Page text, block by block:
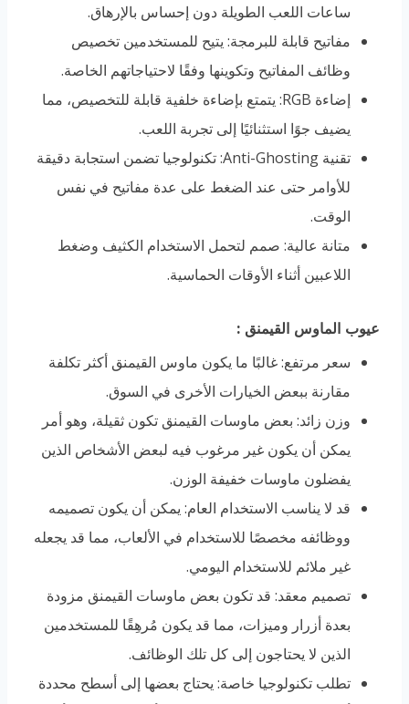
ساعات اللعب الطويلة دون إحساس بالإرهاق.
مفاتيح قابلة للبرمجة: يتيح للمستخدمين تخصيص
وظائف المفاتيح وتكوينها وفقًا لاحتياجاتهم الخاصة.
إضاءة RGB: يتمتع بإضاءة خلفية قابلة للتخصيص، مما
يضيف جوًا استثنائيًا إلى تجربة اللعب.
تقنية Anti-Ghosting: تكنولوجيا تضمن استجابة دقيقة
للأوامر حتى عند الضغط على عدة مفاتيح في نفس
الوقت.
متانة عالية: صمم لتحمل الاستخدام الكثيف وضغط
اللاعبين أثناء الأوقات الحماسية.
عيوب الماوس القيمنق :
سعر مرتفع: غالبًا ما يكون ماوس القيمنق أكثر تكلفة
مقارنة ببعض الخيارات الأخرى في السوق.
وزن زائد: بعض ماوسات القيمنق تكون ثقيلة، وهو أمر
يمكن أن يكون غير مرغوب فيه لبعض الأشخاص الذين
يفضلون ماوسات خفيفة الوزن.
قد لا يناسب الاستخدام العام: يمكن أن يكون تصميمه
ووظائفه مخصصًا للاستخدام في الألعاب، مما قد يجعله
غير ملائم للاستخدام اليومي.
تصميم معقد: قد تكون بعض ماوسات القيمنق مزودة
بعدة أزرار وميزات، مما قد يكون مُرهِقًا للمستخدمين
الذين لا يحتاجون إلى كل تلك الوظائف.
تطلب تكنولوجيا خاصة: يحتاج بعضها إلى أسطح محددة